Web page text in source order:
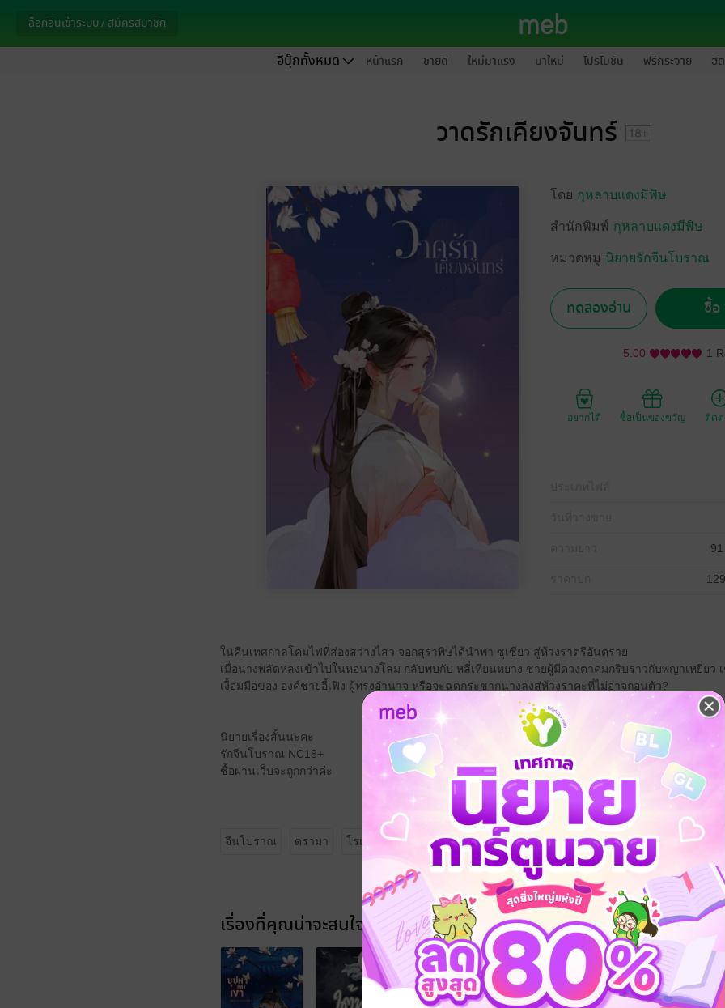
ล็อกอินเข้าระบบ / สมัครสมาชิก
อีบุ๊กทั้งหมด หน้าแรก ขายดี ใหม่มาแรง มาใหม่ โปรโมชัน ฟรีกระจาย ฮิ
วาดรักเคียงจันทร์
โดย กุหลาบแดงมีพิษ
สำนักพิมพ์ กุหลาบแดงมีพิษ
หมวดหมู่ นิยายรักจีนโบราณ
ทดลองอ่าน ซื้อ
5.00 1
อยากได้ ซื้อเป็นของขวัญ ติด
ในคืนเทศกาลโคมไฟที่ส่องสว่างไสว จอกสุราพิษได้นำพา ซูเซียว สู่ห้วงราตรีอันตราย
เมื่อนางพลัดหลงเข้าไปในหอนางโลม กลับพบกับ หลี่เทียนหยาง ชายผู้มีดวงตาคมกริบราวกับพญาเหยี่ยว
เงื้อมมือของ องค์ชายอี้เฟิง ผู้ทรงอำนาจ หรือจะฉุดกระชากนางลงสู่ห้วงราคะที่ไม่อาจถอนตัว?
นิยายเรื่องสั้นนะคะ
รักจีนโบราณ NC18+
ซื้อผ่านเว็บจะถูกกว่าค่ะ
จีนโบราณ ดรามา โรแมนติก ย้อนยุค/พีเรียด แก้แค้น
เรื่องที่คุณน่าจะสนใจ